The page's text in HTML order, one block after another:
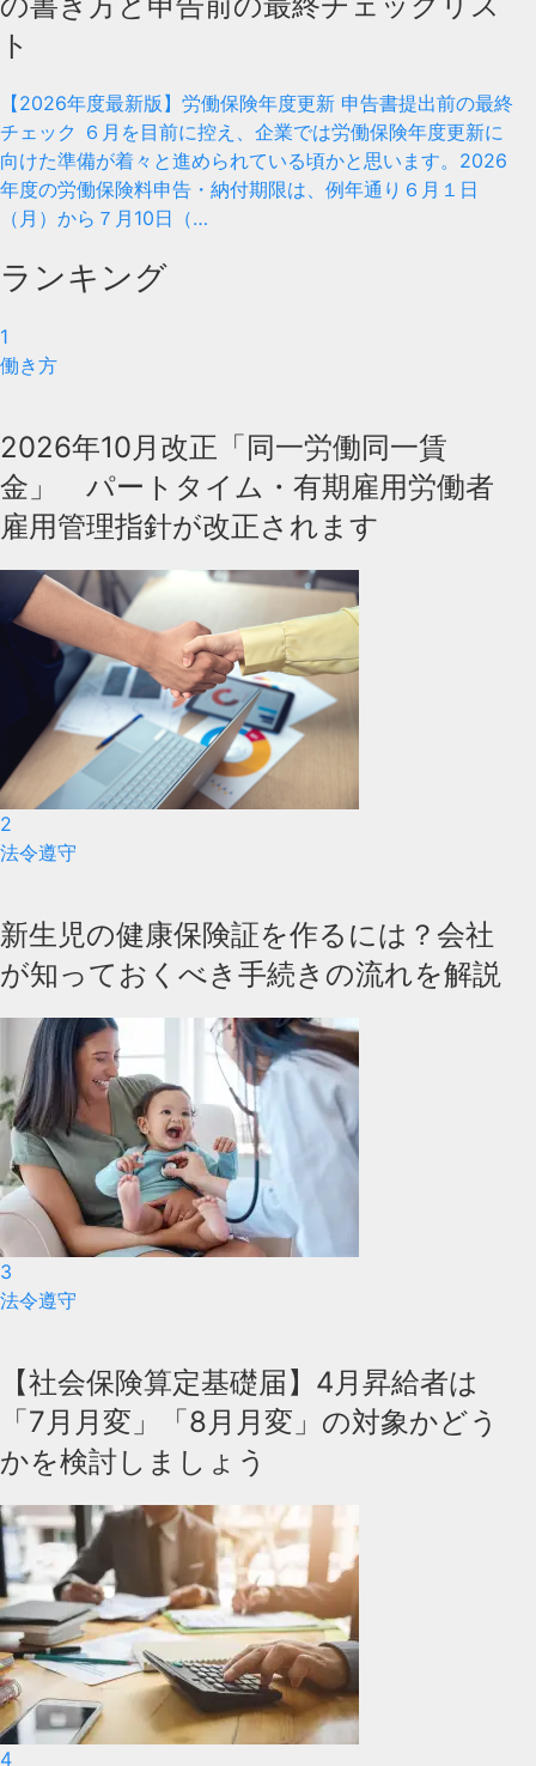
ト
【2026年度最新版】労働保険年度更新 申告書提出前の最終
チェック ６月を目前に控え、企業では労働保険年度更新に
向けた準備が着々と進められている頃かと思います。2026
年度の労働保険料申告・納付期限は、例年通り６月１日
（月）から７月10日（…
ランキング
1
働き方
2026年10月改正「同一労働同一賃
金」 パートタイム・有期雇用労働者
雇用管理指針が改正されます
2
法令遵守
新生児の健康保険証を作るには？会社
が知っておくべき手続きの流れを解説
3
法令遵守
【社会保険算定基礎届】4月昇給者は
「7月月変」「8月月変」の対象かどう
かを検討しましょう
4